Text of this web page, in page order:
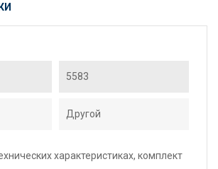
5583
Другой
характеристиках, комплект